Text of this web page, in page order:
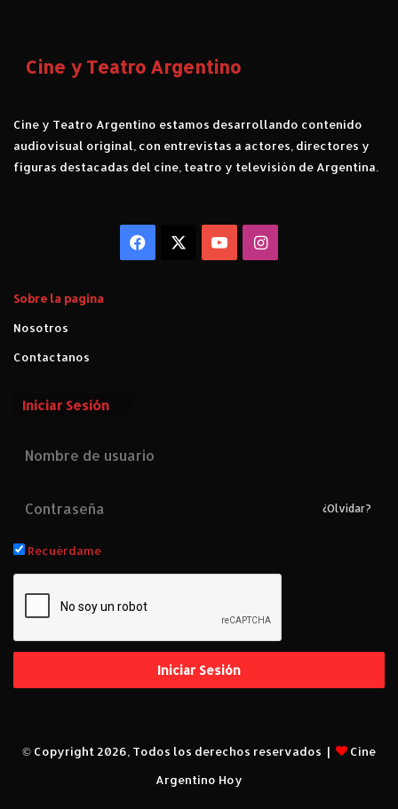
Cine y Teatro Argentino
Cine y Teatro Argentino estamos desarrollando contenido
audiovisual original, con entrevistas a actores, directores y
figuras destacadas del cine, teatro y televisión de Argentina.
Facebook YouTubeInstagram
Sobre la pagina
Nosotros
Contactanos
Iniciar Sesión
¿Olvidar?
Recuérdame
Iniciar Sesión
© Copyright 2026, Todos los derechos reservados |
Cine
Argentino Hoy